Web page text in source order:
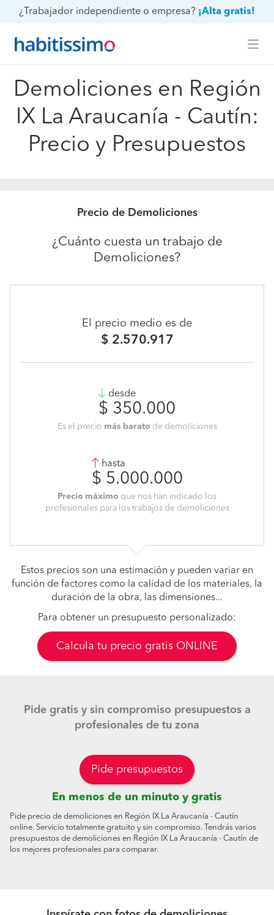
¿Trabajador independiente o empresa? ¡Alta gratis!
Demoliciones en Región
IX La Araucanía - Cautín:
Precio y Presupuestos
Precio de Demoliciones
¿Cuánto cuesta un trabajo de
Demoliciones?
El precio medio es de
$ 2.570.917
desde
$ 350.000
Es el precio más barato de demoliciones
hasta
$ 5.000.000
Precio máximo que nos han indicado los
profesionales para los trabajos de demoliciones
Estos precios son una estimación y pueden variar en
función de factores como la calidad de los materiales, la
duración de la obra, las dimensiones...
Para obtener un presupuesto personalizado:
Calcula tu precio gratis ONLINE
Pide gratis y sin compromiso presupuestos a
profesionales de tu zona
Pide presupuestos
En menos de un minuto y gratis
Pide precio de demoliciones en Región IX La Araucanía - Cautín
online. Servicio totalmente gratuito y sin compromiso. Tendrás varios
presupuestos de demoliciones en Región IX La Araucanía - Cautín de
los mejores profesionales para comparar.